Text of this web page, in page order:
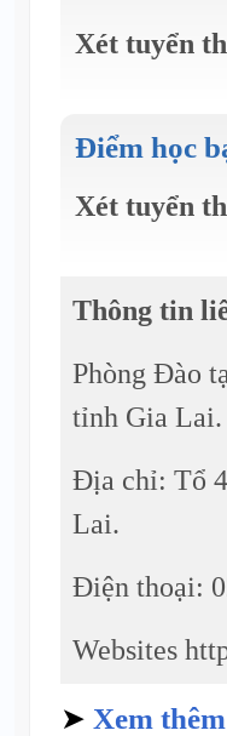
Xét tuyển
Điểm học
Xét tuyển
Thông tin
Phòng Đào
tỉnh Gia Lai.
Địa chỉ: Tổ
Lai.
Điện thoại:
Websites
➤ Xem